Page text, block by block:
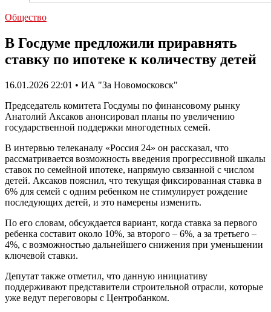
Общество
В Госдуме предложили приравнять
ставку по ипотеке к количеству детей
16.01.2026 22:01 • ИА "За Новомосковск"
Председатель комитета Госдумы по финансовому рынку
Анатолий Аксаков анонсировал планы по увеличению
государственной поддержки многодетных семей.
В интервью телеканалу «Россия 24» он рассказал, что
рассматривается возможность введения прогрессивной шкалы
ставок по семейной ипотеке, напрямую связанной с числом
детей. Аксаков пояснил, что текущая фиксированная ставка в
6% для семей с одним ребенком не стимулирует рождение
последующих детей, и это намерены изменить.
По его словам, обсуждается вариант, когда ставка за первого
ребенка составит около 10%, за второго – 6%, а за третьего –
4%, с возможностью дальнейшего снижения при уменьшении
ключевой ставки.
Депутат также отметил, что данную инициативу
поддерживают представители строительной отрасли, которые
уже ведут переговоры с Центробанком.